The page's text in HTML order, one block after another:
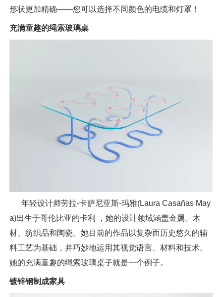
形状更加精确——您可以选择不同颜色的电缆和灯罩！
充满童趣的绳索玻璃桌
年轻设计师劳拉-卡萨尼亚斯-玛雅(Laura Casañas May
a)出生于哥伦比亚的卡利 ，她的设计领域涵盖金属、木
材、纺织品和陶瓷。她目前的作品以复杂而历史悠久的辅
料工艺为基础，并巧妙地运用其视觉语言、材料和技术。
她的充满童趣的绳索玻璃桌子就是一个例子。
镀锌钢制成家具